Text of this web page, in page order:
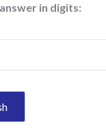
in digits: